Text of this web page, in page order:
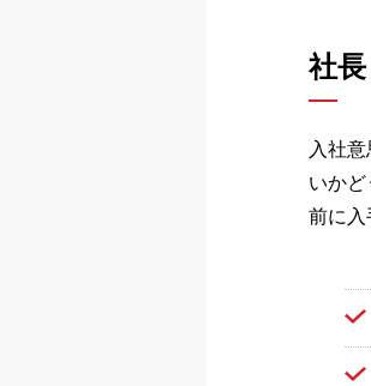
社
入社
いか
前に入